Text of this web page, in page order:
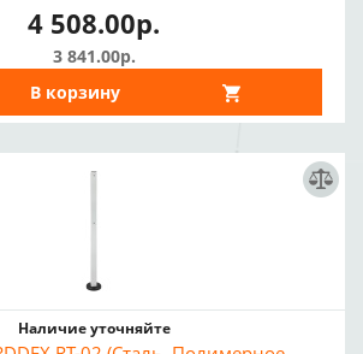
4 508.00р.
3 841.00р.
В корзину
Наличие уточняйте